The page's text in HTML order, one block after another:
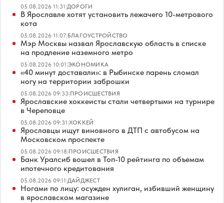
05.08.2026 11:31|ДОРОГИ
В Ярославле хотят установить лежачего 10-метрового
кота
05.08.2026 11:07|БЛАГОУСТРОЙСТВО
Мэр Москвы назвал Ярославскую область в списке
на продление наземного метро
05.08.2026 10:01|ЭКОНОМИКА
«40 минут доставали»: в Рыбинске парень сломал
ногу на территории заброшки
05.08.2026 09:33|ПРОИСШЕСТВИЯ
Ярославские хоккеисты стали четвертыми на турнире
в Череповце
05.08.2026 09:31|ХОККЕЙ
Ярославцы ищут виновного в ДТП с автобусом на
Московском проспекте
05.08.2026 09:18|ПРОИСШЕСТВИЯ
Банк Уралсиб вошел в Топ-10 рейтинга по объемам
ипотечного кредитования
05.08.2026 09:11|ДАЙДЖЕСТ
Ногами по лицу: осужден хулиган, избивший женщину
в ярославском магазине